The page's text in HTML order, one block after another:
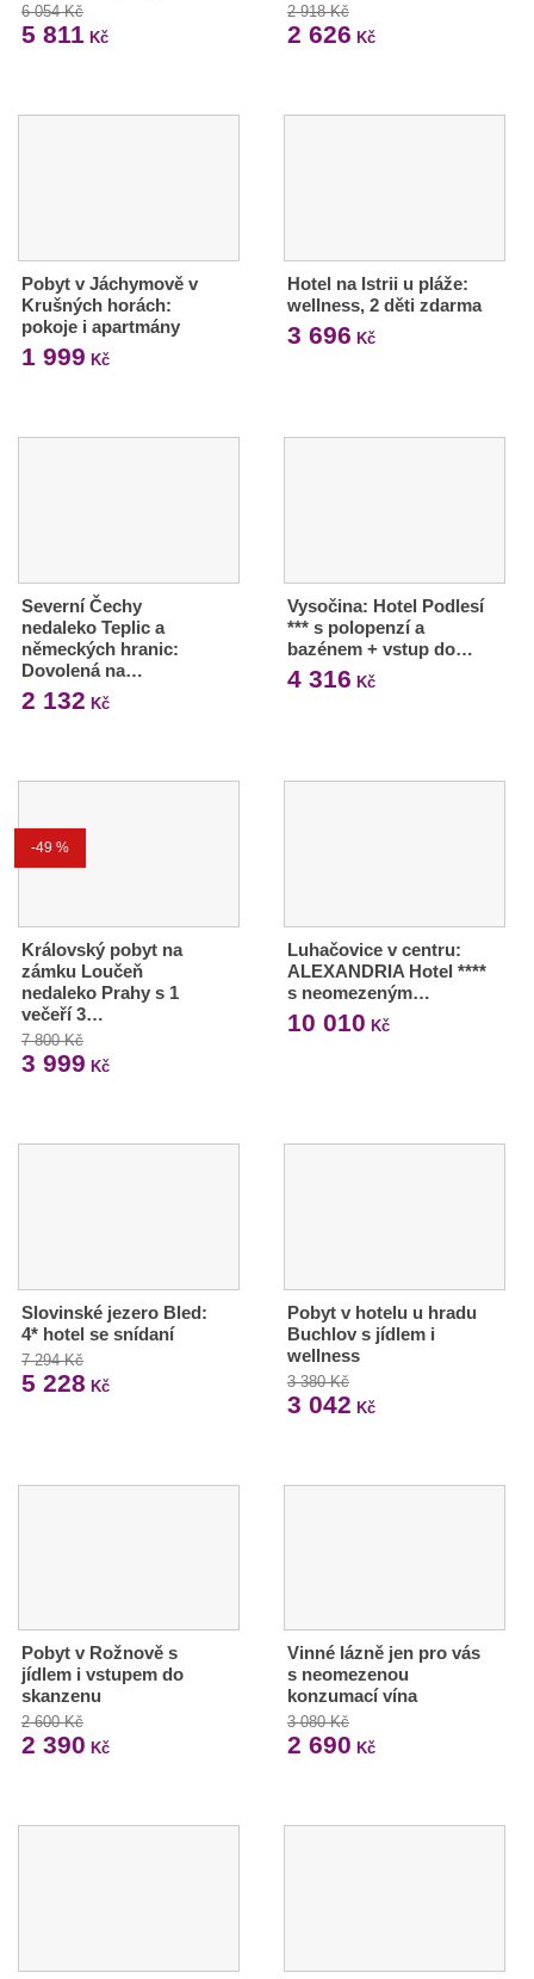
6 054 Kč
5 811 Kč
2 918 Kč
2 626 Kč
Pobyt v Jáchymově v
Krušných horách:
pokoje i apartmány
1 999 Kč
Hotel na Istrii u pláže:
wellness, 2 děti zdarma
3 696 Kč
Severní Čechy
nedaleko Teplic a
německých hranic:
Dovolená na…
2 132 Kč
Vysočina: Hotel Podlesí
*** s polopenzí a
bazénem + vstup do…
4 316 Kč
-49 %
Královský pobyt na
zámku Loučeň
nedaleko Prahy s 1
večeří 3…
7 800 Kč
3 999 Kč
Luhačovice v centru:
ALEXANDRIA Hotel ****
s neomezeným…
10 010 Kč
Slovinské jezero Bled:
4* hotel se snídaní
7 294 Kč
5 228 Kč
Pobyt v hotelu u hradu
Buchlov s jídlem i
wellness
3 380 Kč
3 042 Kč
Pobyt v Rožnově s
jídlem i vstupem do
skanzenu
2 600 Kč
2 390 Kč
Vinné lázně jen pro vás
s neomezenou
konzumací vína
3 080 Kč
2 690 Kč